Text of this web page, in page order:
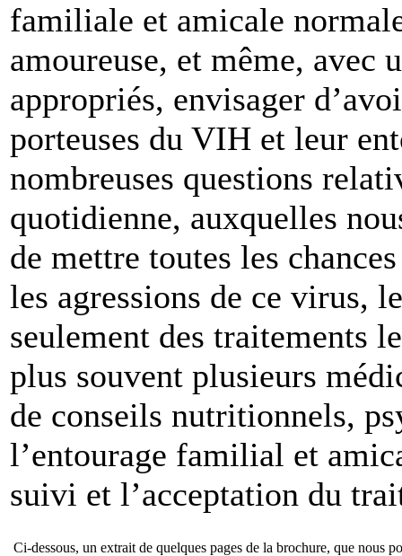
familiale et amicale
amoureuse, et même, avec
appropriés, envisager
porteuses du VIH et leur
nombreuses questions
quotidienne, auxquelles
de mettre toutes les
les agressions de ce virus,
seulement des traitements
plus souvent plusieurs
de conseils nutritionnels,
l’entourage familial et
suivi et l’acceptation du
Ci-dessous, un extrait de quelques pages de la brochure, que nous